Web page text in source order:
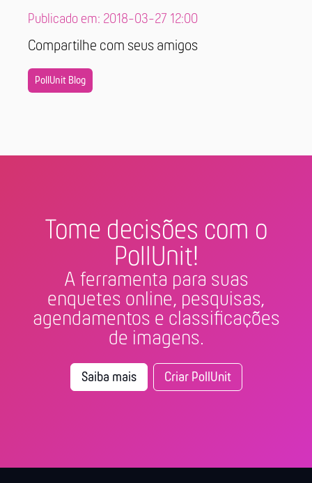
Publicado em: 2018-03-27 12:00
Compartilhe com seus amigos
PollUnit Blog
Tome decisões com o
PollUnit!
A ferramenta para suas
enquetes online, pesquisas,
agendamentos e classificações
de imagens.
Saiba mais Criar PollUnit